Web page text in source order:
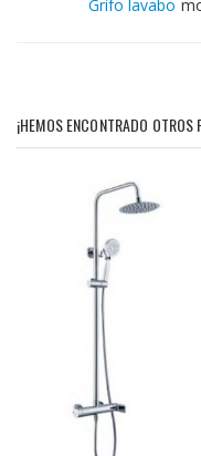
Grifo lavabo
¡HEMOS ENCONTRADO